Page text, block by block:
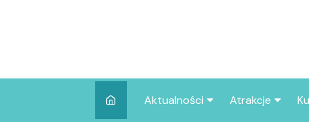
Aktualności Atrakcje